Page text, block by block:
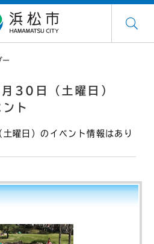
ー
30日（土曜日）
ト
日）のイベント情報はあり